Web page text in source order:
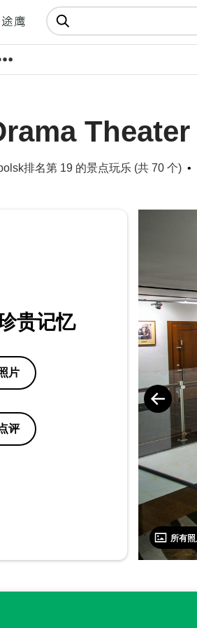
条
排名第 19 的景点玩乐 (共 70 个)
贵记忆
片
评
所有